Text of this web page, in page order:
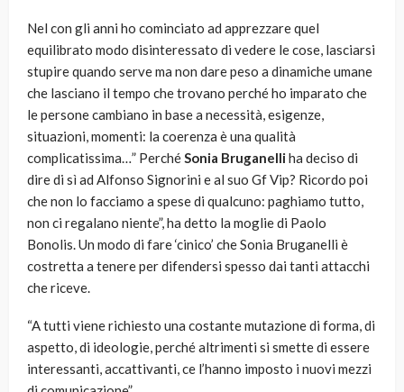
Nel con gli anni ho cominciato ad apprezzare quel
equilibrato modo disinteressato di vedere le cose, lasciarsi
stupire quando serve ma non dare peso a dinamiche umane
che lasciano il tempo che trovano perché ho imparato che
le persone cambiano in base a necessità, esigenze,
situazioni, momenti: la coerenza è una qualità
complicatissima…” PerchéSonia Bruganelliha deciso di
dire di sì ad Alfonso Signorini e al suo Gf Vip? Ricordo poi
che non lo facciamo a spese di qualcuno: paghiamo tutto,
non ci regalano niente”, ha detto la moglie di Paolo
Bonolis. Un modo di fare ‘cinico’ che Sonia Bruganelli è
costretta a tenere per difendersi spesso dai tanti attacchi
che riceve.
“A tutti viene richiesto una costante mutazione di forma, di
aspetto, di ideologie, perché altrimenti si smette di essere
interessanti, accattivanti, ce l’hanno imposto i nuovi mezzi